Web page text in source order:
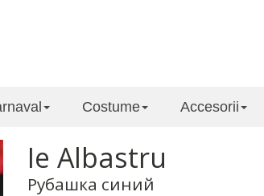
Costume Accesorii
Ie Albastru
Рубашка синий